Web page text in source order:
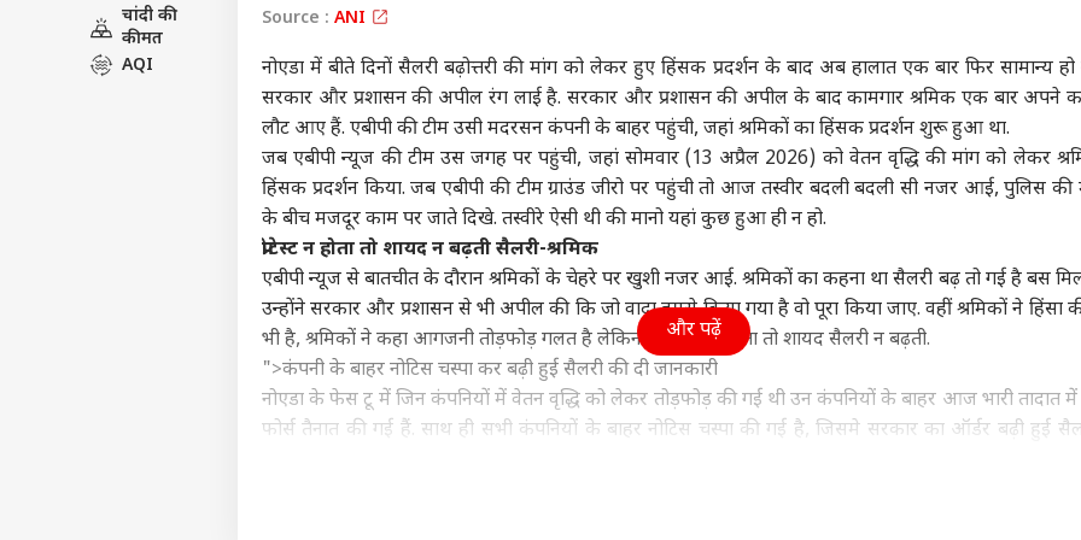
चांदी की
कीमत
AQI
Source : ANI
नोएडा में बीते दिनों सैलरी बढ़ोत्तरी की मांग को लेकर हुए हिंसक प्रदर्शन के बाद अब हालात एक बार फिर सामान्य
सरकार और प्रशासन की अपील रंग लाई है. सरकार और प्रशासन की अपील के बाद कामगार श्रमिक एक बार अपने
लौट आए हैं. एबीपी की टीम उसी मदरसन कंपनी के बाहर पहुंची, जहां श्रमिकों का हिंसक प्रदर्शन शुरू हुआ था.
जब एबीपी न्यूज की टीम उस जगह पर पहुंची, जहां सोमवार (13 अप्रैल 2026) को वेतन वृद्धि की मांग को लेकर
हिंसक प्रदर्शन किया. जब एबीपी की टीम ग्राउंड जीरो पर पहुंची तो आज तस्वीर बदली बदली सी नजर आई, पुलिस की
के बीच मजदूर काम पर जाते दिखे. तस्वीरे ऐसी थी की मानो यहां कुछ हुआ ही न हो.
प्रोटेस्ट न होता तो शायद न बढ़ती सैलरी-श्रमिक
एबीपी न्यूज से बातचीत के दौरान श्रमिकों के चेहरे पर खुशी नजर आई. श्रमिकों का कहना था सैलरी बढ़ तो गई है बस
उन्होंने सरकार और प्रशासन से भी अपील की कि जो वादा हमसे किया गया है वो पूरा किया जाए. वहीं श्रमिकों ने हिंसा
भी है, श्रमिकों ने कहा आगजनी तोड़फोड़ गलत है लेकिन ये प्रोटेस्ट न होता तो शायद सैलरी न बढ़ती.
">कंपनी के बाहर नोटिस चस्पा कर बढ़ी हुई सैलरी की दी जानकारी
नोएडा के फेस टू में जिन कंपनियों में वेतन वृद्धि को लेकर तोड़फोड़ की गई थी उन कंपनियों के बाहर आज भारी तादात
फोर्स तैनात की गई हैं. साथ ही सभी कंपनियों के बाहर नोटिस चस्पा की गई है, जिसमे सरकार का ऑर्डर बढ़ी हुई
और पढ़ें
प्राइवेसी पॉलिसी
कॉन्टैक्ट अस
सेंड फीडबैक
अबाउट अस
करियर्स
LOGIN
'सेंसरशिप नहीं, कानून का
पालन', AI कंटेंट-CSAM पर
केंद्र की मेटा को दो टूक
UP चुनाव से पहले RLD में
बड़ा बदलाव, ऐश्वर्य राज सिंह
बने प्रदेश अध्यक्ष
श्रीलंका के खिलाफ टेस्ट में
सबसे ज्यादा विकेट लेने वाले
ओटीटी
कंगना रनौत की 'भारत भाग्य
विधाता' की ओटीटी रिलीज
कंफर्म, जानें कब-कहां देख
सकते हैं
विश्व
अपने ही पैर पर कुल्हाड़ी...,
भारत-चीन पर 100% टैरिफ
का US सीनेटर ने किया
विरोध
एक पर हमला, तीनों पर
सऊदी-तुर्किए डिफेंस डील पर
क्या बोला भारत?